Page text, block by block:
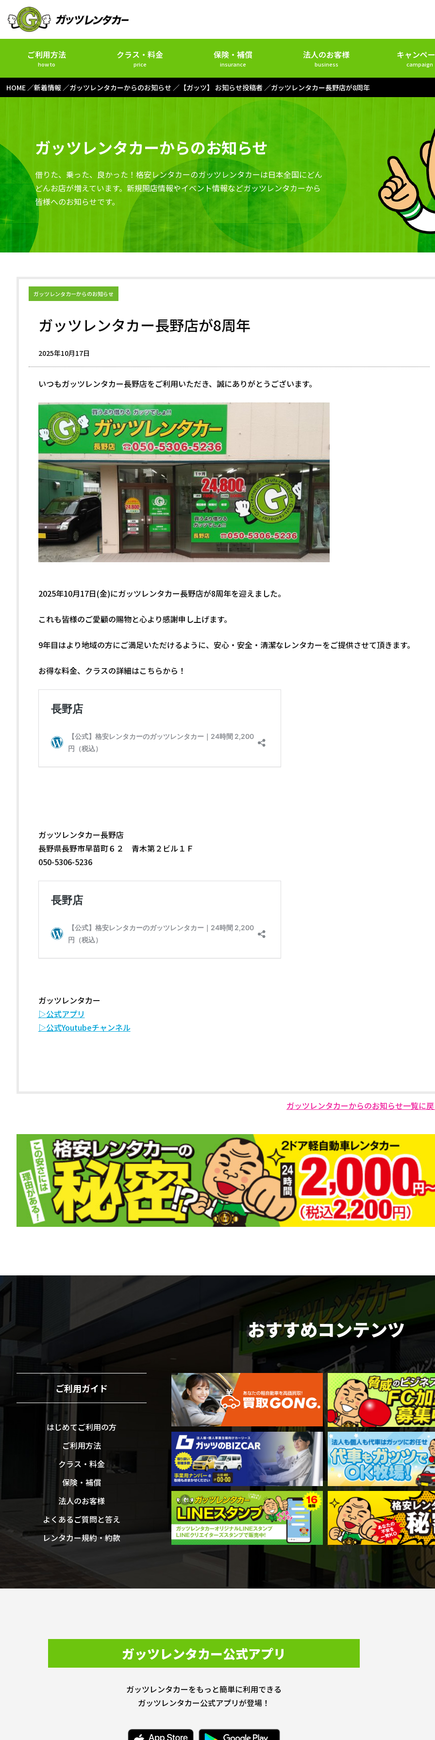
ご利用方法
how to
クラス・料金
price
保険・補償
insurance
法人のお客様
business
キャンペ
campaign
HOME 新着情報 ガッツレンタカーからのお知らせ 【ガッツ】 お知らせ投稿者 ガッツレンタカー長野店が8周年
ガッツレンタカーからのお知らせ
借りた、乗った、良かった！格安レンタカーのガッツレンタカーは日本全国にどん
どんお店が増えています。新規開店情報やイベント情報などガッツレンタカーから
皆様へのお知らせです。
ガッツレンタカーからのお知らせ
ガッツレンタカー長野店が8周年
2025年10月17日
いつもガッツレンタカー長野店をご利用いただき、誠にありがとうございます。
2025年10月17日(金)にガッツレンタカー長野店が8周年を迎えました。
これも皆様のご愛顧の賜物と心より感謝申し上げます。
9年目はより地域の方にご満足いただけるように、安心・安全・清潔なレンタカーをご提供させて頂きます。
お得な料金、クラスの詳細はこちらから！
ガッツレンタカー長野店
長野県長野市早苗町６２ 青木第２ビル１Ｆ
050-5306-5236
ガッツレンタカー
▷公式アプリ
▷公式Youtubeチャンネル
ガッツレンタカーからのお知らせ一覧に
おすすめコンテンツ
ご利用ガイド
はじめてご利用の方
ご利用方法
クラス・料金
保険・補償
法人のお客様
よくあるご質問と答え
レンタカー規約・約款
ガッツレンタカー公式アプリ
ガッツレンタカーをもっと簡単に利用できる
ガッツレンタカー公式アプリが登場！